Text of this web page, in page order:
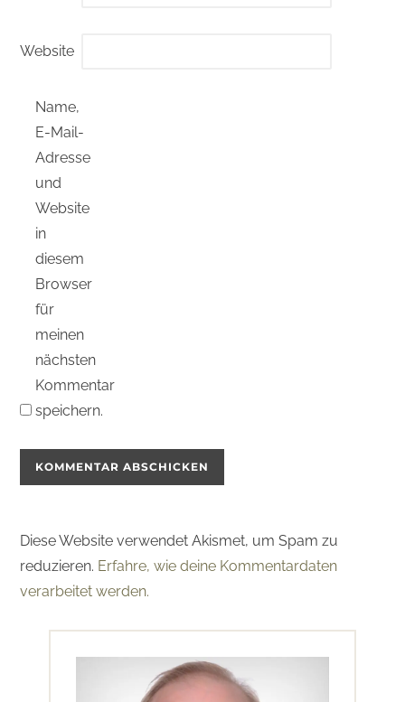
Website
Name,
E-Mail-
Adresse
und
Website
in
diesem
Browser
für
meinen
nächsten
Kommentar
speichern.
Diese Website verwendet Akismet, um Spam zu
reduzieren. Erfahre, wie deine Kommentardaten
verarbeitet werden.